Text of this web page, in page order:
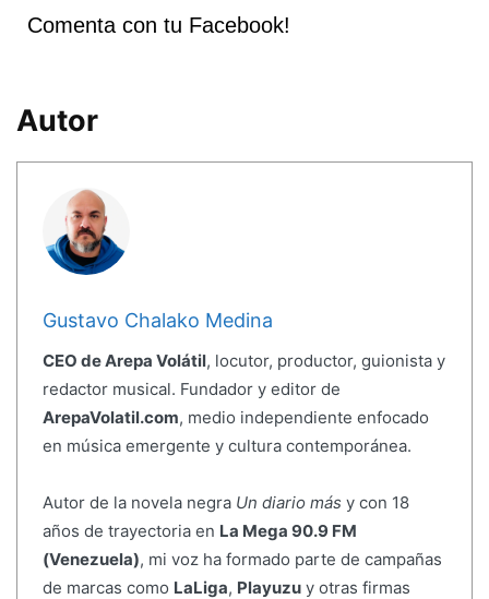
Comenta con tu Facebook!
Autor
Gustavo Chalako Medina
CEO de Arepa Volátil, locutor, productor, guionista y
redactor musical. Fundador y editor de
ArepaVolatil.com, medio independiente enfocado
en música emergente y cultura contemporánea.
Autor de la novela negra Un diario más y con 18
años de trayectoria en La Mega 90.9 FM
(Venezuela), mi voz ha formado parte de campañas
de marcas como LaLiga, Playuzuy otras firmas